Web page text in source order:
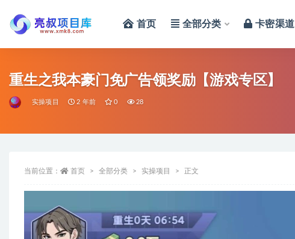
首页 全部分类 卡密渠道
重生之我本豪门免广告领奖励【游戏专区】
实操项目 2 年前 0 28
当前位置： 首页 全部分类 实操项目 正文